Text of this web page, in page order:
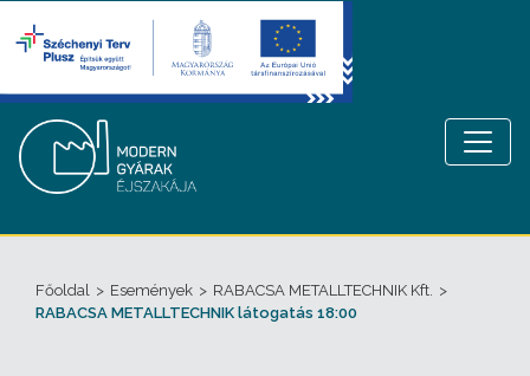
Főoldal > Események > RABACSA METALLTECHNIK Kft. >
RABACSA METALLTECHNIK látogatás 18:00